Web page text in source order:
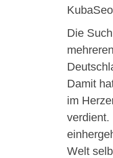
Die
Damit
im
verdient.
Welt